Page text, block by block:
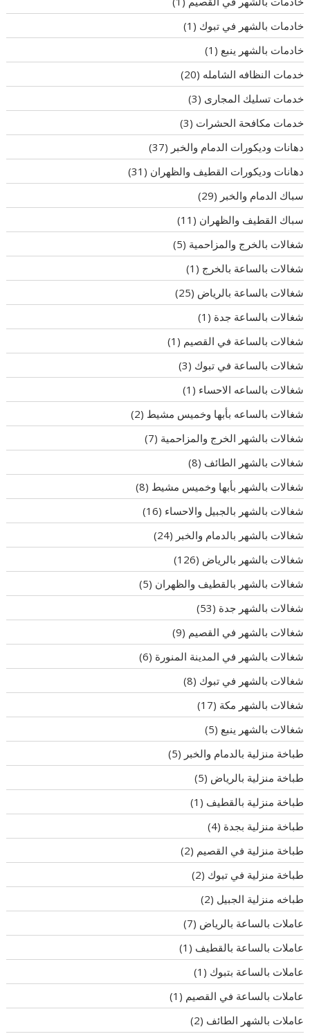
خادمات بالشهر في تبوك (1)
خادمات بالشهر ينبع (1)
خدمات النظافه الشامله (20)
خدمات تسليك المجارى (3)
خدمات مكافحة الحشرات (3)
دهانات وديكورات الدمام والخبر (37)
دهانات وديكورات القطيف والظهران (31)
سباك الدمام والخبر (29)
سباك القطيف والظهران (11)
شغالات بالخرج والمزاحمية (5)
شغالات بالساعة بالخرج (1)
شغالات بالساعة بالرياض (25)
شغالات بالساعة جدة (1)
شغالات بالساعة في القصيم (1)
شغالات بالساعة في تبوك (3)
شغالات بالساعه الاحساء (1)
شغالات بالساعه بأبها وخميس مشيط (2)
شغالات بالشهر الخرج والمزاحمية (7)
شغالات بالشهر الطائف (8)
شغالات بالشهر بأبها وخميس مشيط (8)
شغالات بالشهر بالجبيل والاحساء (16)
شغالات بالشهر بالدمام والخبر (24)
شغالات بالشهر بالرياض (126)
شغالات بالشهر بالقطيف والظهران (5)
شغالات بالشهر جدة (53)
شغالات بالشهر في القصيم (9)
شغالات بالشهر في المدينة المنورة (6)
شغالات بالشهر في تبوك (8)
شغالات بالشهر مكة (17)
شغالات بالشهر ينبع (5)
طباخة منزلية بالدمام والخبر (5)
طباخة منزلية بالرياض (5)
طباخة منزلية بالقطيف (1)
طباخة منزلية بجدة (4)
طباخة منزلية في القصيم (2)
طباخة منزلية في تبوك (2)
طباخه منزلية الجبيل (2)
عاملات بالساعة بالرياض (7)
عاملات بالساعة بالقطيف (1)
عاملات بالساعة بتبوك (1)
عاملات بالساعة في القصيم (1)
عاملات بالشهر الطائف (2)